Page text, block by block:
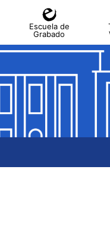
Escuela de
Grabado